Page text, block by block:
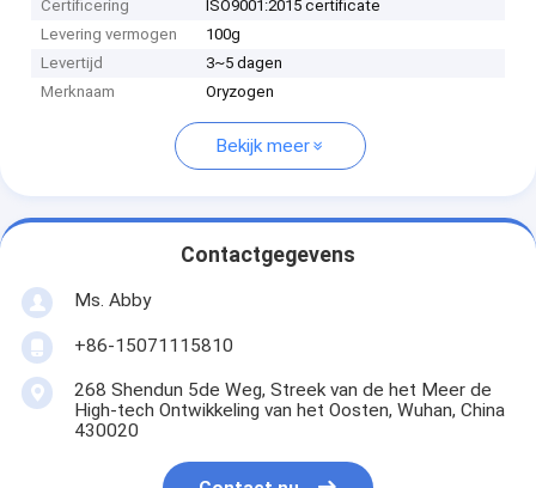
Certificering
ISO9001:2015 certificate
Levering vermogen
100g
Levertijd
3~5 dagen
Merknaam
Oryzogen
Bekijk meer
Contactgegevens
Ms. Abby
+86-15071115810
268 Shendun 5de Weg, Streek van de het Meer de
High-tech Ontwikkeling van het Oosten, Wuhan, China
430020